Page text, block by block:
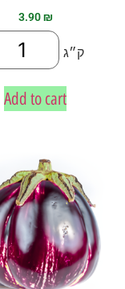
3.90₪
ק״ג
Add to cart